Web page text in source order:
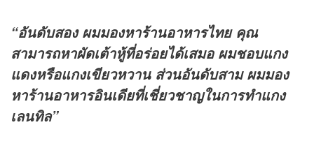
“อันดับสอง ผมมองหาร้านอาหารไทย คุณ
สามารถหาผัดเต้าหู้ที่อร่อยได้เสมอ ผมชอบแกง
แดงหรือแกงเขียวหวาน ส่วนอันดับสาม ผมมอง
หาร้านอาหารอินเดียที่เชี่ยวชาญในการทำแกง
เลนทิล”